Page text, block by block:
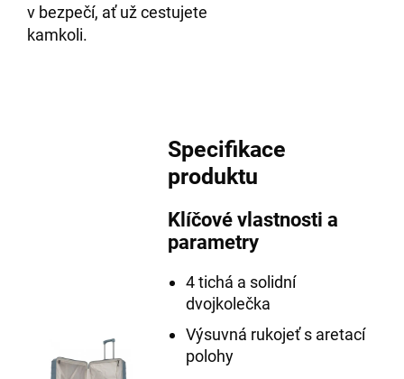
v bezpečí, ať už cestujete
kamkoli.
Specifikace
produktu
Klíčové vlastnosti a
parametry
4 tichá a solidní
dvojkolečka
Výsuvná rukojeť s aretací
polohy